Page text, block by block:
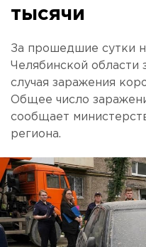
тысячи
За прошедшие сутки
Челябинской области
случая заражения
Общее число
сообщает
региона.